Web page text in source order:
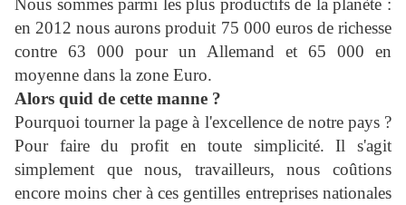
en 2012 nous aurons produit 75 000 euros de richesse
contre 63 000 pour un Allemand et 65 000 en
moyenne dans la zone Euro.
Alors quid de cette manne ?
Pourquoi tourner la page à l'excellence de notre pays ?
Pour faire du profit en toute simplicité. Il s'agit
simplement que nous, travailleurs, nous coûtions
encore moins cher à ces gentilles entreprises nationales